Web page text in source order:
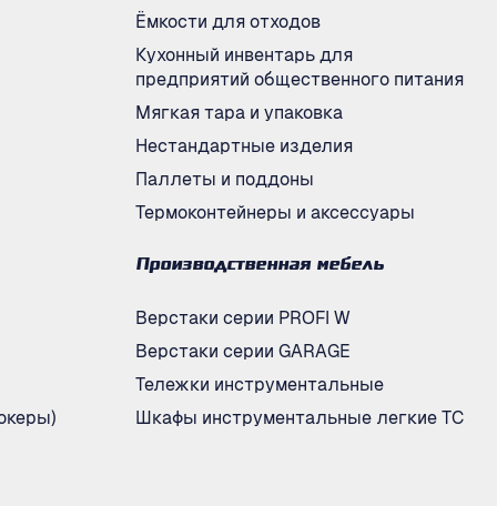
Ёмкости для отходов
Кухонный инвентарь для
предприятий общественного питания
Мягкая тара и упаковка
Нестандартные изделия
Паллеты и поддоны
Термоконтейнеры и аксессуары
Производственная мебель
Верстаки серии PROFI W
Верстаки серии GARAGE
Тележки инструментальные
Шкафы инструментальные легкие ТС